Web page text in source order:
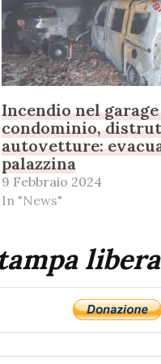
Incendio nel
condominio,
autovetture:
palazzina
9 Febbraio 2024
In "News"